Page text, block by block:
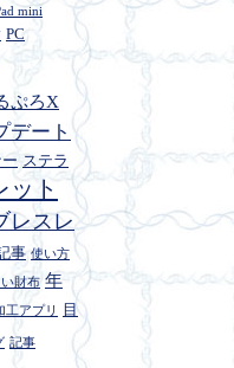
mini
PC
ぷろX
デート
ステラ
ット
レスレ
事 使い方
財布 年
工アプリ
目
記事